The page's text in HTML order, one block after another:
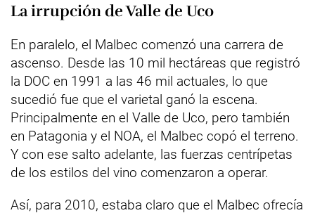
La irrupción de Valle de Uco
En paralelo, el Malbec comenzó una carrera de
ascenso. Desde las 10 mil hectáreas que registró
la DOC en 1991 a las 46 mil actuales, lo que
sucedió fue que el varietal ganó la escena.
Principalmente en el Valle de Uco, pero también
en Patagonia y el NOA, el Malbec copó el terreno.
Y con ese salto adelante, las fuerzas centrípetas
de los estilos del vino comenzaron a operar.
Así, para 2010, estaba claro que el Malbec ofrecía